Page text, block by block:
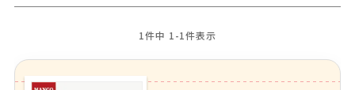
1件中 1-1件表示